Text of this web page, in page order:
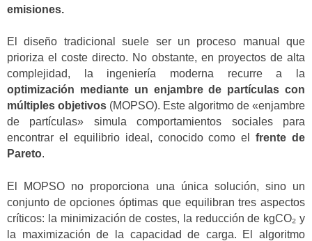
emisiones.
El diseño tradicional suele ser un proceso manual que
prioriza el coste directo. No obstante, en proyectos de alta
complejidad, la ingeniería moderna recurre a la
optimización mediante un enjambre de partículas con
múltiples objetivos (MOPSO). Este algoritmo de «enjambre
de partículas» simula comportamientos sociales para
encontrar el equilibrio ideal, conocido como elfrente de
Pareto.
El MOPSO no proporciona una única solución, sino un
conjunto de opciones óptimas que equilibran tres aspectos
críticos: la minimización de costes, la reducción de kgCO₂ y
la maximización de la capacidad de carga. El algoritmo